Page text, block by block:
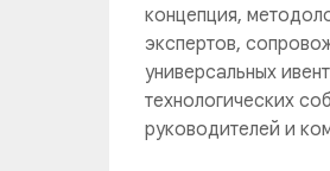
концепция,
экспертов,
универсальных
технологических
руководителей и